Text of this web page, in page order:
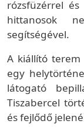
rózsfüzérrel
hittanosok
segítségével.
A kiállító
egy
látogató
Tiszabercel
és fejlődő